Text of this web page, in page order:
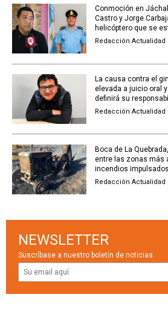
Conmoción en
Castro y Jorge
helicóptero que se
Redacción Actualidad
La causa contra el
elevada a juicio oral
definirá su
Redacción Actualidad
Boca de La
entre las zonas más
incendios
Redacción Actualidad
NEWSLETTER
Suscríbase a nuestro boletín de noticias